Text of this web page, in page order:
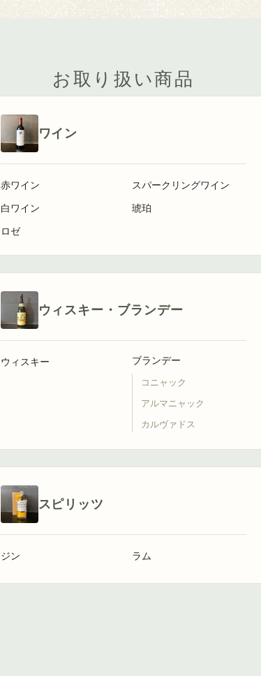
お取り扱い商品
ワイン
赤ワイン
白ワイン
ロゼ
スパークリングワイン
琥珀
ウィスキー・ブランデー
ウィスキー ブランデー
コニャック
アルマニャック
カルヴァドス
スピリッツ
ジン ラム